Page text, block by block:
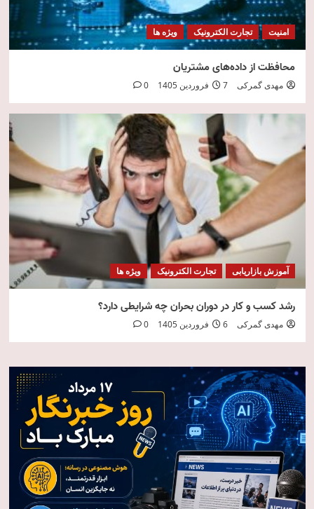
امنیت تجارت الکترونیک ویژه ها
محافظت از داده‌های مشتریان
مهدی گمرکی 7 فروردین 1405 0
آموزش بازاریابی تجارت الکترونیک ویژه ها
رشد کسب و کار در دوران بحران چه شرایطی دارد؟
مهدی گمرکی 6 فروردین 1405 0